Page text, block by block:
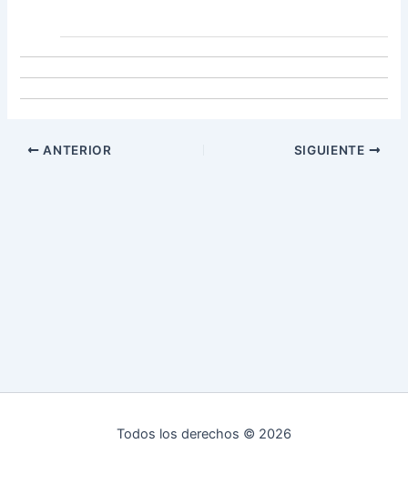
ANTERIOR SIGUIENTE
Todos los derechos © 2026